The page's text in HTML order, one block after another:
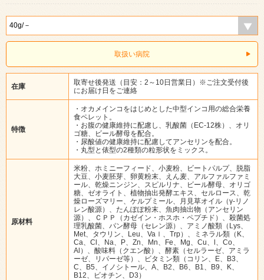
取扱い病院
在庫
取寄せ後発送（目安：2～10日営業日）※ご注文受付後
にお届け日をご連絡
特徴
・オカメインコをはじめとした中型インコ用の総合栄養
食ペレット。
・お腹の健康維持に配慮し、乳酸菌（EC-12株）、オリ
ゴ糖、ビール酵母を配合。
・尿酸値の健康維持に配慮してアンセリンを配合。
・丸型と俵型の2種類の粒形状をミックス。
原材料
米粉、ホミニーフィード、小麦粉、ビートパルプ、脱脂
大豆、小麦胚芽、卵黄粉末、えん麦、アルファルファミ
ール、乾燥ニンジン、スピルリナ、ビール酵母、オリゴ
糖、ゼオライト、植物抽出発酵エキス、セルロース、乾
燥ローズマリー、ケルプミール、月見草オイル（γ-リノ
レン酸源）、たんぽぽ粉末、魚肉抽出物（アンセリン
源）、ＣＰＰ（カゼイン・ホスホ・ペプチド）、殺菌処
理乳酸菌、パン酵母（セレン源）、アミノ酸類（Lys、
Met、タウリン、Leu、Vaｌ、Trp）、ミネラル類（K、
Ca、Cl、Na、P、Zn、Mn、Fe、Mg、Cu、l、Co、
Al）、酸味料（クエン酸）、酵素（セルラーゼ、アミラ
ーゼ、リパーゼ等）、ビタミン類（コリン、E、B3、
C、B5、イノシトール、A、B2、B6、B1、B9、K、
B12、ビオチン、D3）